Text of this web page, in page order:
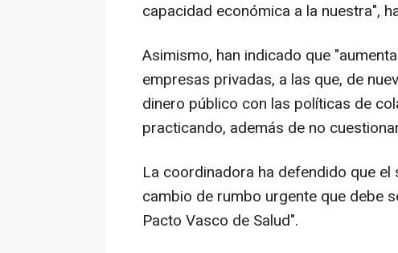
capacidad económica a la nuestra",
Asimismo, han indicado que
empresas privadas, a las que, de
dinero público con las políticas de
practicando, además de no
La coordinadora ha defendido que
cambio de rumbo urgente que debe
Pacto Vasco de Salud".